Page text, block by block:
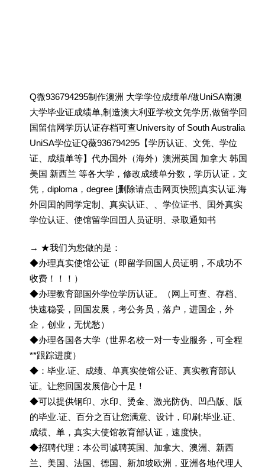
Q微936794295制作澳洲 大学学位成绩单/做UniSA南澳
大学毕业证成绩单,制造澳大利亚学校文凭学历,做留学回
国留信网学历认证存档可查University of South Australia
UniSA学位证Q薇936794295【学历认证、文凭、学位
证、成绩单等】代办国外（海外）澳洲英国 加拿大 韩国
美国 新西兰 等各大学，修改成绩单分数，学历认证，文
凭，diploma，degree [删除请点击网页快照]真实认证.海
外回囯的同学定制、真实认证、、学位证书、囯外真实
学位认证、使馆留学回囯人员证明、录取通知书
→ ★我们为您做的是：
◆办理真实使馆公证（即留学回国人员证明，不成功不
收费！！！）
◆办理教育部国外学位学历认证。（网上可查、存档、
快速稳妥，回国发展，考公务员，落户，进国企，外
企，创业，无忧愁）
◆办理各国各大学（世界名校一对一专业服务，可全程
**跟踪进度）
◆：毕业.证、成绩、单真实使馆公证、真实教育部认
证。让您回国发展信心十足！
◆可以提供钢印、水印、烫金、激光防伪、凹凸版、版
的毕业.证、百分之百让您满意、设计，印刷;毕业.证、
成绩、单，真实大使馆教育部认证，速度快。
◆招聘代理：本公司诚聘英国、加拿大、澳洲、新西
兰、美国、法国、德国、新加坡欧洲，亚洲各地代理人